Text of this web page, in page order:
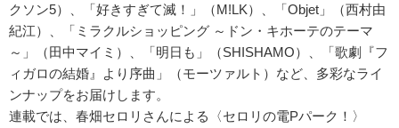
クソン5）、「好きすぎて滅！」（M!LK）、「Objet」（西村由
紀江）、「ミラクルショッピング ～ドン・キホーテのテーマ
～」（田中マイミ）、「明日も」（SHISHAMO）、「歌劇『フ
ィガロの結婚』より序曲」（モーツァルト）など、多彩なライ
ンナップをお届けします。
連載では、春畑セロリさんによる〈セロリの電Pパーク！〉